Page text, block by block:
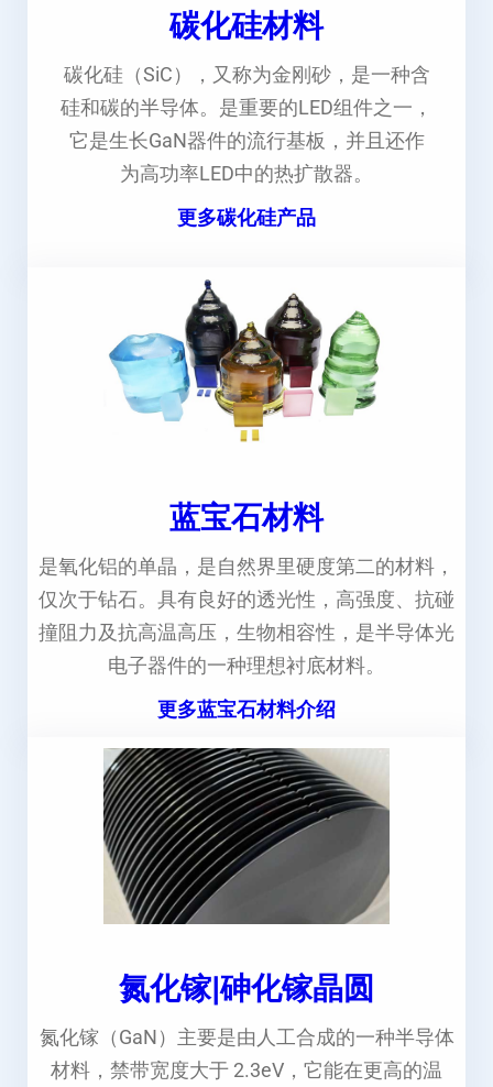
碳化硅材料
碳化硅（SiC），又称为金刚砂，是一种含
硅和碳的半导体。是重要的LED组件之一，
它是生长GaN器件的流行基板，并且还作
为高功率LED中的热扩散器。
更多碳化硅产品
蓝宝石材料
是氧化铝的单晶，是自然界里硬度第二的材料，
仅次于钻石。具有良好的透光性，高强度、抗碰
撞阻力及抗高温高压，生物相容性，是半导体光
电子器件的一种理想衬底材料。
更多蓝宝石材料介绍
氮化镓|砷化镓晶圆
氮化镓（GaN）主要是由人工合成的一种半导体
材料，禁带宽度大于 2.3eV，它能在更高的温